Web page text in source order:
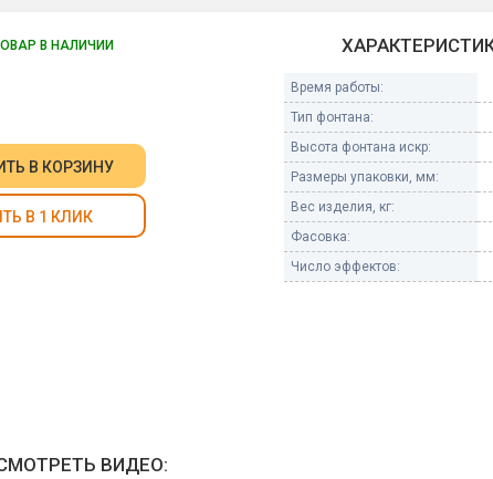
Бенгальские огни малые
Бенгальские огни большие
Фонтаны пиротехнические
Фонтаны в торт (холодные)
Фестивальные шары
В НАЛИЧИИ
В КОРЗИНУ
В 1 КЛИК
Время работы:
Тип фонтана:
Высота фонтана искр:
Размеры упаковки, мм:
Вес изделия, кг:
Фасовка:
Число эффектов:
ВИДЕО: